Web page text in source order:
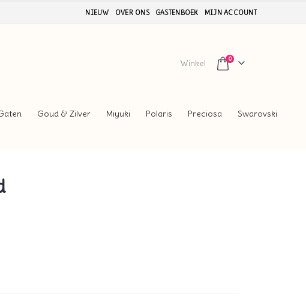
NIEUW OVER ONS GASTENBOEK MIJN ACCOUNT
Winkel 0
Goud & Zilver Miyuki Polaris Preciosa Swarovski